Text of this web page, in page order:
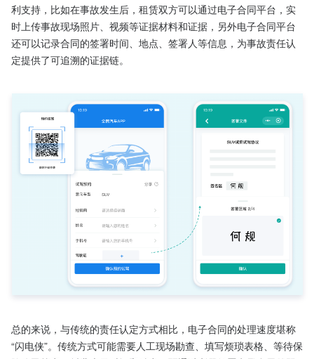
利支持，比如在事故发生后，租赁双方可以通过电子合同平台，实
时上传事故现场照片、视频等证据材料和证据，另外电子合同平台
还可以记录合同的签署时间、地点、签署人等信息，为事故责任认
定提供了可追溯的证据链。
总的来说，与传统的责任认定方式相比，电子合同的处理速度堪称
“闪电侠”。传统方式可能需要人工现场勘查、填写烦琐表格、等待保